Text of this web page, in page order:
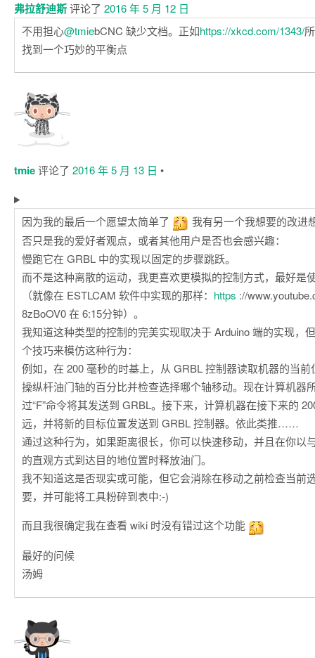
弗拉舒迪斯评论了 2016 年 5 月 12 日
不用担心@tmiebCNC 缺少文档。正如https://xkcd.com/1343/
找到一个巧妙的平衡点
tmie评论了 2016 年 5 月 13 日 •
因为我的最后一个愿望太简单了
我有另一个我想要的改进
否只是我的爱好者观点，或者其他用户是否也会感兴趣：
慢跑它在 GRBL 中的实现以固定的步骤跳跃。
而不是这种离散的运动，我更喜欢更模拟的控制方式，最好是
（就像在 ESTLCAM 软件中实现的那样： https ://
8zBoOV0 在 6:15分钟）。
我知道这种类型的控制的完美实现取决于 Arduino 端的实现，
个技巧来模仿这种行为：
例如，在 200 毫秒的时基上，从 GRBL 控制器读取机器的当
操纵杆油门轴的百分比并检查选择哪个轴移动。现在计算机器
过“F”命令将其发送到 GRBL。接下来，计算机器在接下来的
远，并将新的目标位置发送到 GRBL 控制器。依此类推……
通过这种行为，如果距离很长，你可以快速移动，并且在你以
的直观方式到达目的地位置时释放油门。
我不知道这是否现实或可能，但它会消除在移动之前检查当前
要，并可能将工具粉碎到表中:-)
而且我很确定我在查看 wiki 时没有错过这个功能
最好的问候
汤姆